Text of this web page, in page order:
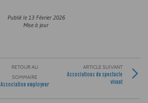
Publié le 13 Février 2026
Mise à jour
RETOUR AU
SOMMAIRE
Association employeur
ARTICLE SUIVANT
Associations du spectacle
vivant